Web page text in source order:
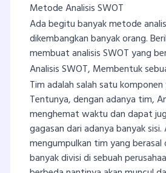
Metode Analisis SWOT
Ada begitu banyak metode
dikembangkan banyak orang.
membuat analisis SWOT yang
Analisis SWOT, Membentuk
Tim adalah salah satu
Tentunya, dengan adanya tim,
menghemat waktu dan dapat
gagasan dari adanya banyak sisi.
mengumpulkan tim yang berasal
banyak divisi di sebuah